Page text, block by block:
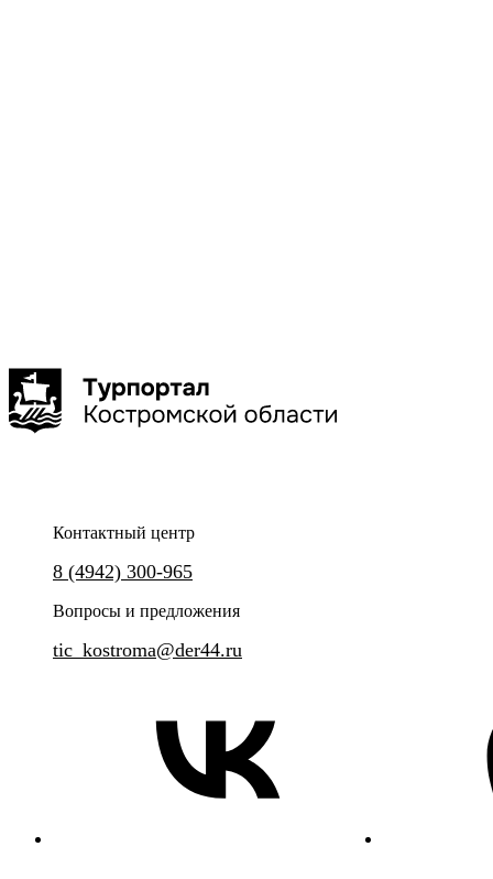
Контактный центр
8 (4942) 300-965
Вопросы и предложения
tic_kostroma@der44.ru